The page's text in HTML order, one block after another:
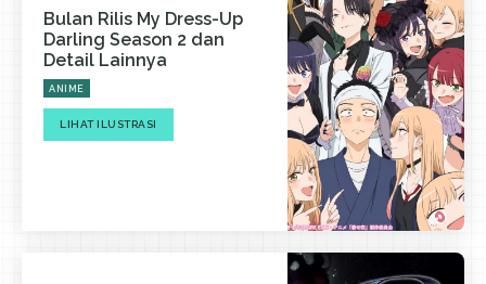
Bulan Rilis My Dress-Up
Darling Season 2 dan
Detail Lainnya
ANIME
LIHAT ILUSTRASI